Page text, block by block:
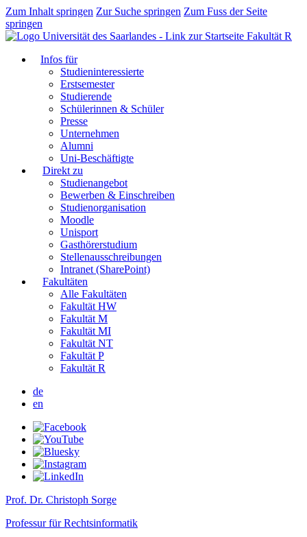
Zum Inhalt springen Zur Suche springen Zum Fuss der Seite
springen
Fakultät R
Infos für
Studieninteressierte
Erstsemester
Studierende
Schülerinnen & Schüler
Presse
Unternehmen
Alumni
Uni-Beschäftigte
Direkt zu
Studienangebot
Bewerben & Einschreiben
Studienorganisation
Moodle
Unisport
Gasthörerstudium
Stellenausschreibungen
Intranet (SharePoint)
Fakultäten
Alle Fakultäten
Fakultät HW
Fakultät M
Fakultät MI
Fakultät NT
Fakultät P
Fakultät R
de
en
Prof. Dr. Christoph Sorge
Professur für Rechtsinformatik